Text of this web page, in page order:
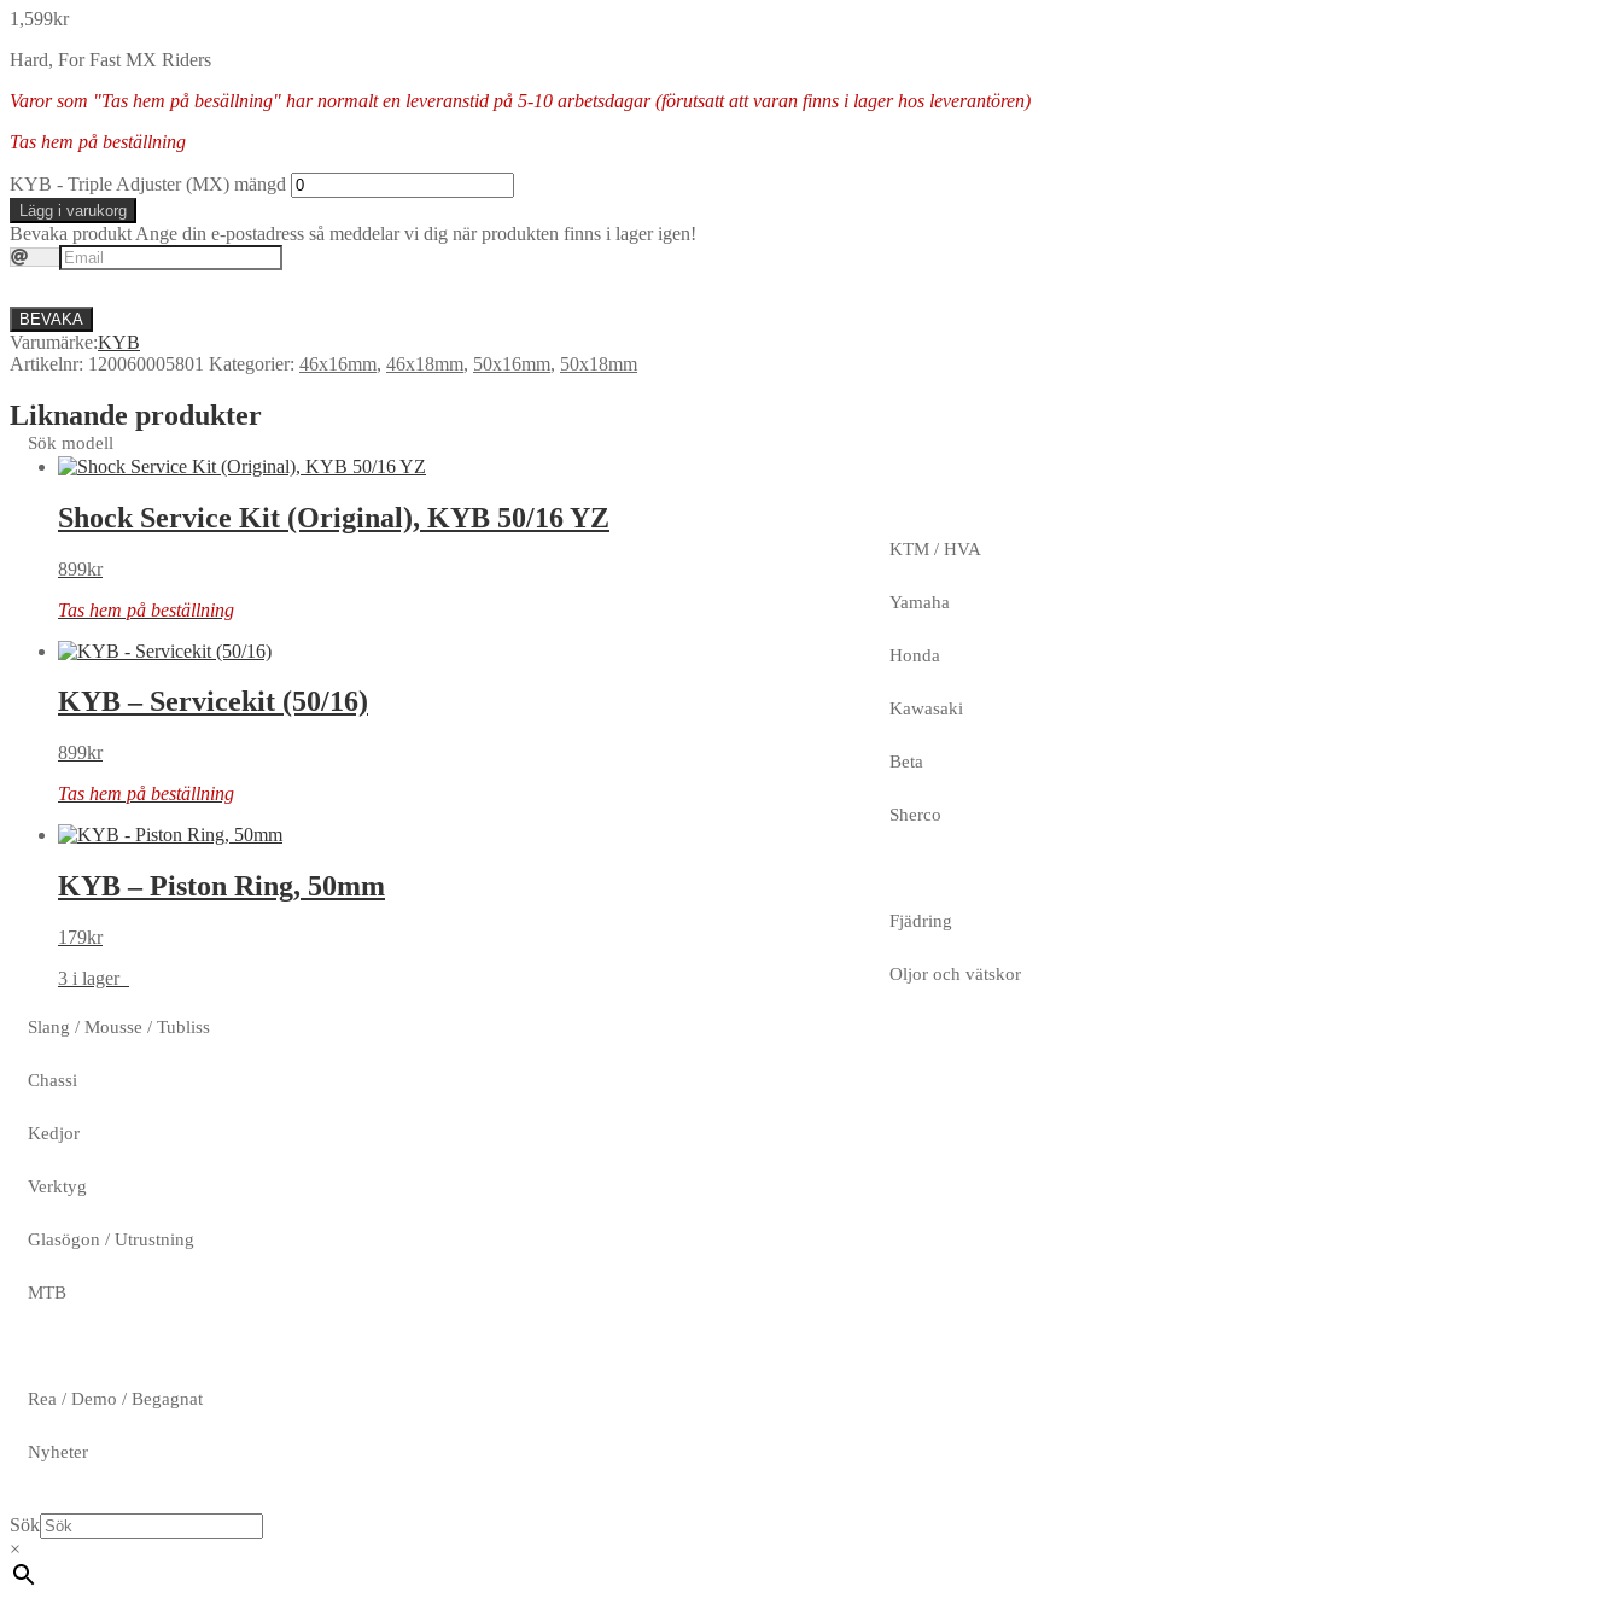
1,599kr
Hard, For Fast MX Riders
Varor som "Tas hem på besällning" har normalt en leveranstid på 5-10 arbetsdagar (förutsatt att varan finns i lager hos leverantören)
Tas hem på beställning
KYB - Triple Adjuster (MX) mängd
Lägg i varukorg
Bevaka produkt Ange din e-postadress så meddelar vi dig när produkten finns i lager igen!
BEVAKA
Varumärke:KYB
Artikelnr: 120060005801 Kategorier: 46x16mm, 46x18mm, 50x16mm, 50x18mm
Liknande produkter
Shock Service Kit (Original), KYB 50/16 YZ
899kr
Tas hem på beställning
KYB – Servicekit (50/16)
899kr
Tas hem på beställning
KYB – Piston Ring, 50mm
179kr
3 i lager
Sök modell
KTM / HVA
Yamaha
Honda
Kawasaki
Beta
Sherco
Fjädring
Oljor och vätskor
Slang / Mousse / Tubliss
Chassi
Kedjor
Verktyg
Glasögon / Utrustning
MTB
Rea / Demo / Begagnat
Nyheter
Sök
×